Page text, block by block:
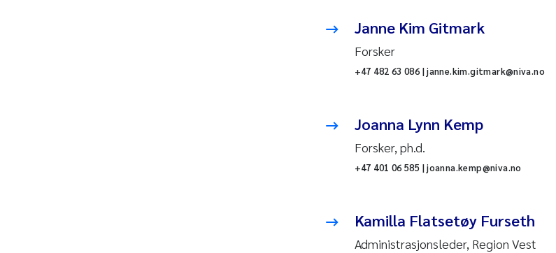
Janne Kim Gitmark
Forsker
+47 482 63 086 | janne.kim.gitmark@niva.no
Joanna Lynn Kemp
Forsker, ph.d.
+47 401 06 585 | joanna.kemp@niva.no
Kamilla Flatsetøy Furseth
Administrasjonsleder, Region Vest